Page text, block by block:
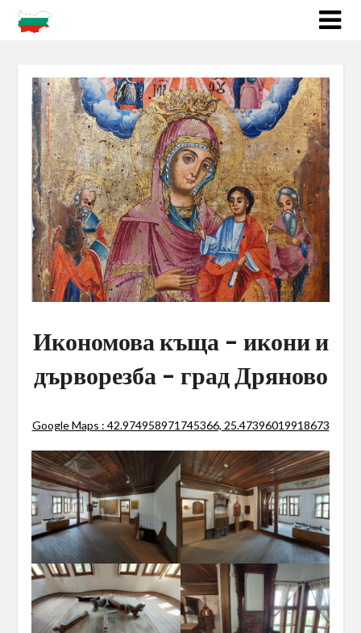
Икономова къща – икони и
дърворезба – град Дряново
Google Maps : 42.974958971745366, 25.47396019918673